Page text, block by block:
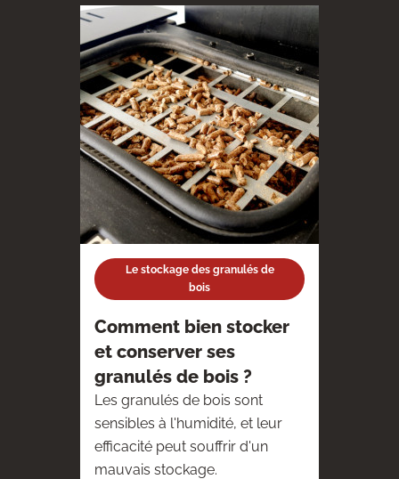
Le stockage des granulés de
bois
Comment bien stocker
et conserver ses
granulés de bois ?
Les granulés de bois sont
sensibles à l'humidité, et leur
efficacité peut souffrir d'un
mauvais stockage.